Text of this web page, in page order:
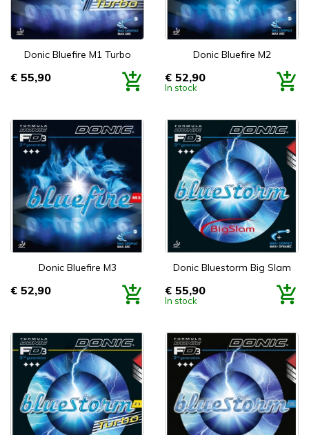
Donic Bluefire M1 Turbo
Prijs
€ 55,90
Donic Bluefire M2
Prijs
€ 52,90
In stock
Donic Bluefire M3
Prijs
€ 52,90
Donic Bluestorm Big Slam
Prijs
€ 55,90
In stock